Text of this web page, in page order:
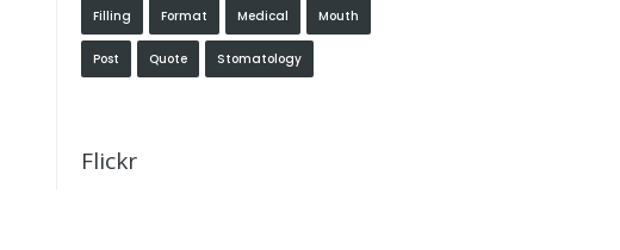
Filling Format Medical Mouth
Post Quote Stomatology
Flickr